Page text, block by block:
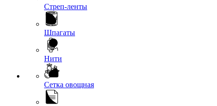
Стреп-ленты
Шпагаты
Нити
Сетка овощная